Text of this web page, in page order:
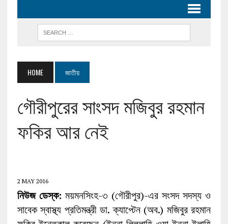
HOME জাতীয়
গৌরীপুরের সাংসদ মজিবুর রহমান
ফকির আর নেই
2 MAY 2016
নিউজ ডেস্ক: ময়মনসিংহ-৩ (গৌরীপুর)-এর সংসদ সদস্য ও
সাবেক স্বাস্থ্য প্রতিমন্ত্রী ডা. ক্যাপ্টেন (অব.) মজিবুর রহমান